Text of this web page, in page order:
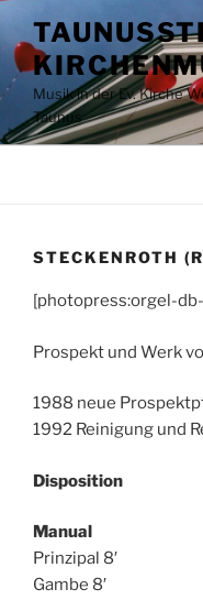
Inhalt
springen
Musik in der Ev. Kirche
Taunus
STECKENROTH
[photopress:orgel-
Prospekt und Werk
1988 neue
1992 Reinigung und
Disposition
Manual
Prinzipal 8′
Gambe 8′